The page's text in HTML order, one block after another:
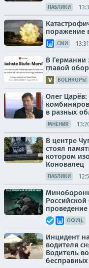
ПАБЛИКИ
поражение
СМИ 13:31
В Германии
главой
ВОЕНКОРЫ
Олег
в разных
МНЕНИЯ
В центре
стоял
котором
Коновалец
ПАБЛИКИ
ОФИЦ.
Инцидент
водителя
Водитель